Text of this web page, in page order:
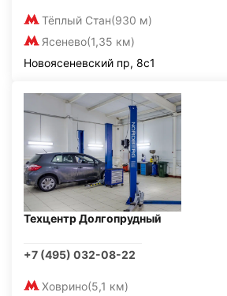
Тёплый Стан(930 м)
Ясенево(1,35 км)
Новоясеневский пр, 8с1
Техцентр Долгопрудный
+7 (495) 032-08-22
Ховрино(5,1 км)